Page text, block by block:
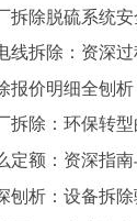
拆除脱硫系统
线拆除：资深
报价明细全刨
拆除：环保转
定额：资深指
刨析：设备拆